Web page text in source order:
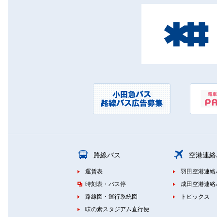
路線バス
運賃表
時刻表・バス停
路線図・運行系統図
味の素スタジアム直行便
空港連
羽田空港連絡
成田空港連絡
トピックス